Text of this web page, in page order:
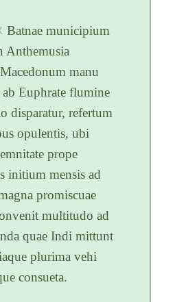
Batnae municipium
Anthemusia
manu
Euphrate flumine
disparatur, refertum
opulentis, ubi
prope
initium mensis ad
promiscuae
multitudo ad
quae Indi mittunt
plurima vehi
consueta.